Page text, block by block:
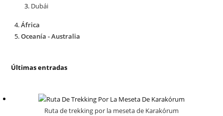
Dubái
África
Oceanía - Australia
Últimas entradas
Ruta de trekking por la meseta de Karakórum